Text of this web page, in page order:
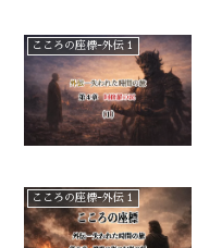
こころの座標ｰ外伝１
こころの座標ｰ外伝１